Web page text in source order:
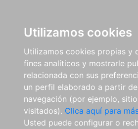
Utilizamos cookies
Utilizamos cookies propias y
fines analíticos y mostrarle
relacionada con sus
un perfil elaborado a partir
navegación (por ejemplo,
visitados). Clica aquí para
Usted puede configurar o